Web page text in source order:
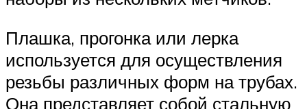
Плашка, прогонка или лерка
используется для осуществления
резьбы различных форм на трубах.
Она представляет собой стальную